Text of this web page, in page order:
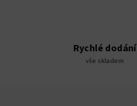
Rychlé dodání
vše skladem